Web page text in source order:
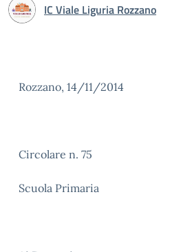
IC Viale Liguria Rozzano
Rozzano, 14/11/2014
Circolare n. 75
Scuola Primaria